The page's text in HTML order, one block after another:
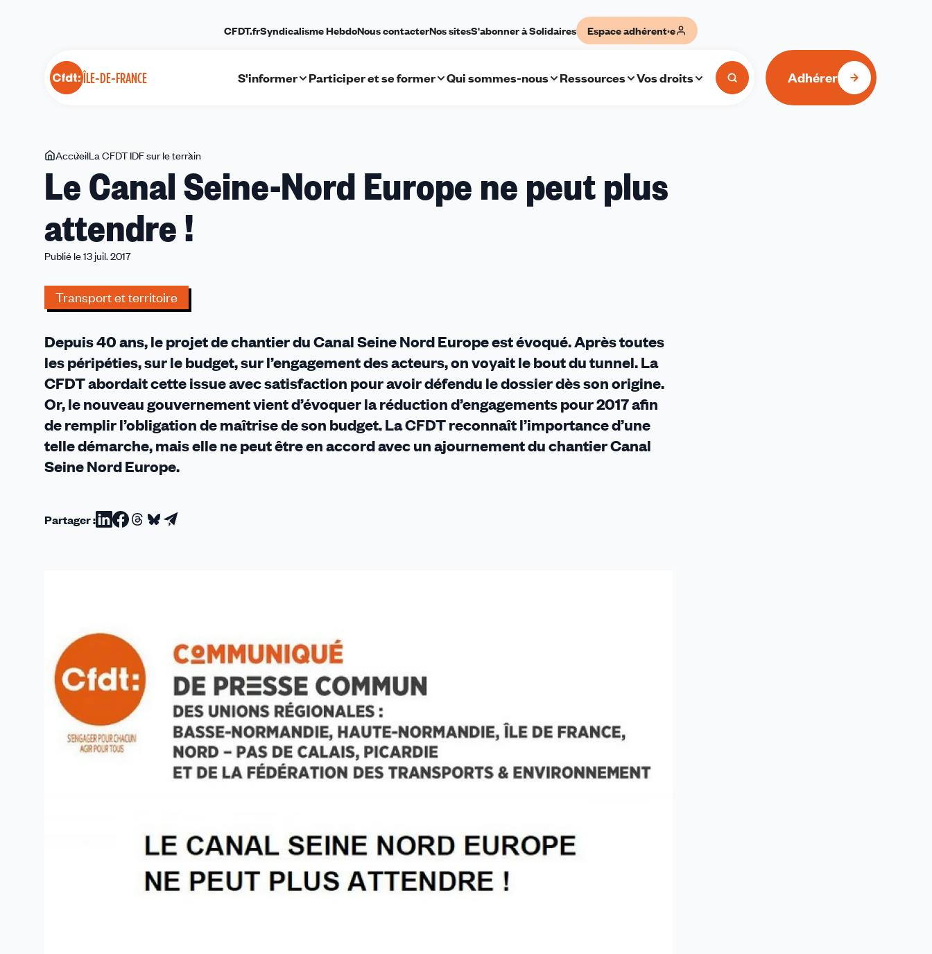
ÎLE-DE-FRANCE
CFDT.frSyndicalisme HebdoNous contacterNos sitesS'abonner à Solidaires Espace adhérent·e
S'informer Participer et se former Qui sommes-nous Ressources Vos droits Adhérer
Vous
êtes
AccueilLa CFDT IDF sur le terrain
Canal
Seine-
Le Canal Seine-Nord Europe ne peut plus
attendre !
Publié le 13 juil. 2017
Transport et territoire
Depuis 40 ans, le projet de chantier du Canal Seine Nord Europe est évoqué. Après toutes
les péripéties, sur le budget, sur l’engagement des acteurs, on voyait le bout du tunnel. La
CFDT abordait cette issue avec satisfaction pour avoir défendu le dossier dès son origine.
Or, le nouveau gouvernement vient d’évoquer la réduction d’engagements pour 2017 afin
de remplir l’obligation de maîtrise de son budget. La CFDT reconnaît l’importance d’une
telle démarche, mais elle ne peut être en accord avec un ajournement du chantier Canal
Seine Nord Europe.
Partager :Partager
Partager
Partager
Partager
Partager